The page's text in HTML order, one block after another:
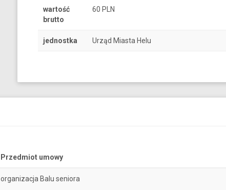
wartość
brutto
60 PLN
jednostka Urząd Miasta Helu
Przedmiot umowy
organizacja Balu seniora